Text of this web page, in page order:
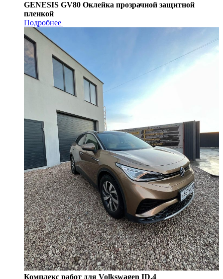
GENESIS GV80 Оклейка прозрачной защитной
пленкой
Подробнее
Комплекс работ для Volkswagen ID.4